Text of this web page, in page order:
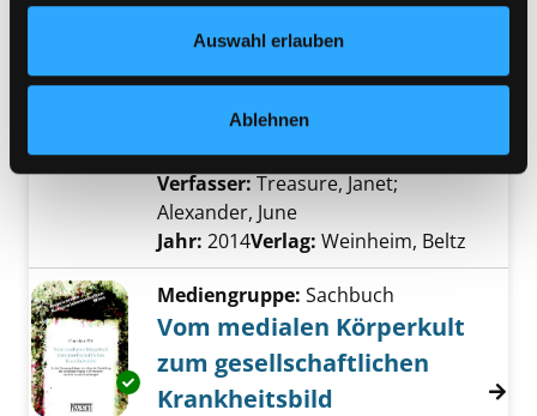
Auswahl erlauben
Ablehnen
Exemplar-Details von Gemeinsam die
Gemeinsam die
Magersucht besiegen
ein Leitfaden für Betroffene,
Freunde und Angehörige
Verfasser:Treasure, Janet;
Alexander, June
Jahr: 2014Verlag: Weinheim, Beltz
Exemplar-Details von Vom medialen
Mediengruppe: Sachbuch
Vom medialen Körperkult
zum gesellschaftlichen
Krankheitsbild